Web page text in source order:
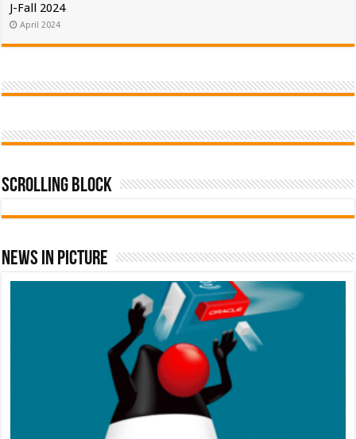
J-Fall 2024
April 2024
Scrolling Block
News In Picture